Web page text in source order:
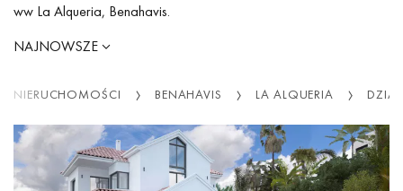
ww La Alqueria, Benahavis.
NAJNOWSZE
NIERUCHOMOŚCI BENAHAVIS LA ALQUERIA